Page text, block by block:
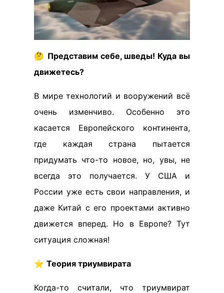
🤔 Представим себе, шведы! Куда вы
движетесь?
В мире технологий и вооружений всё
очень изменчиво. Особенно это
касается Европейского континента,
где каждая страна пытается
придумать что-то новое, но, увы, не
всегда это получается. У США и
России уже есть свои направления, и
даже Китай с его проектами активно
движется вперед. Но в Европе? Тут
ситуация сложная!
⭐️ Теория триумвирата
Когда-то считали, что триумвират